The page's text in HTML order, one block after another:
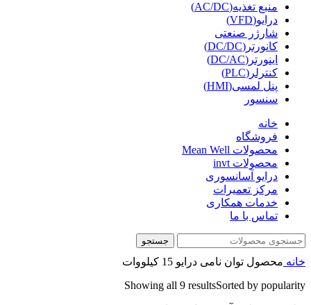
منبع تغذیه(AC/DC)
درایو(VFD)
شارژر صنعتی
کانورتر(DC/DC)
اینورتر(DC/AC)
کنترلر(PLC)
پنل لمسی(HMI)
سنسور
خانه
فروشگاه
محصولات Mean Well
محصولات invt
درایو آسانسوری
مرکز تعمیرات
خدمات همکاری
تماس با ما
جستجو
خانه محصول توان نامی درایو 15 کیلووات
Showing all 9 resultsSorted by popularity